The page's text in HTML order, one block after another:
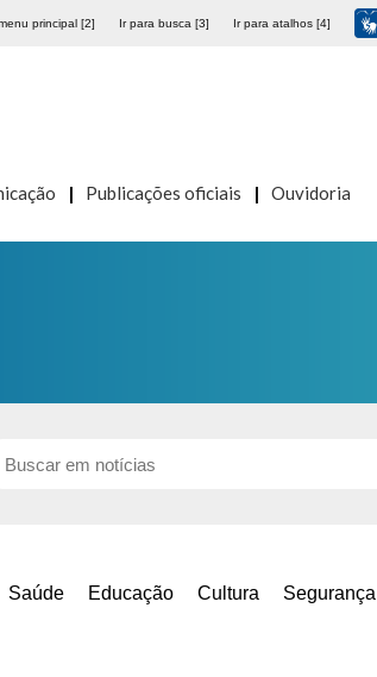
principal [2] Ir para busca [3] Ir para atalhos [4]
Publicações oficiais Ouvidoria
Saúde Educação Cultura Segurança